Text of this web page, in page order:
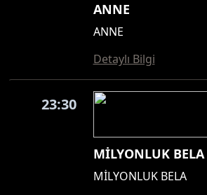
ANNE
ANNE
Detaylı Bilgi
23:30
MİLYONLUK BELA
MİLYONLUK BELA